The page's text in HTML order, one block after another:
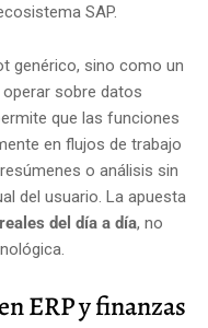
SAP.
genérico, sino como un
sobre datos
que las funciones
en flujos de trabajo
o análisis sin
del usuario. La apuesta
del día a día, no
ERP y finanzas